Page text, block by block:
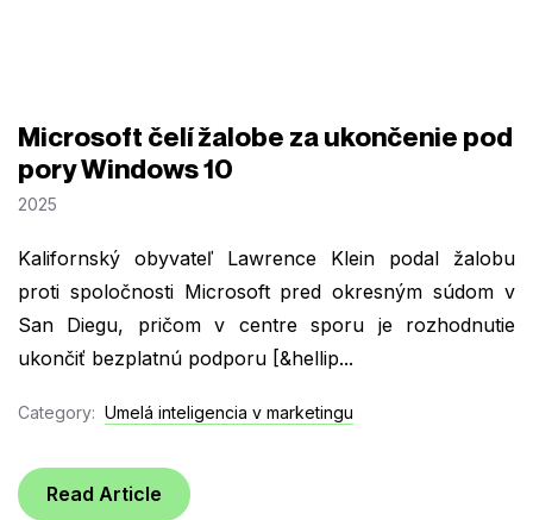
Microsoft čelí žalobe za ukončenie pod
pory Windows 10
2025
Kalifornský obyvateľ Lawrence Klein podal žalobu
proti spoločnosti Microsoft pred okresným súdom v
San Diegu, pričom v centre sporu je rozhodnutie
ukončiť bezplatnú podporu [&hellip...
Category: Umelá inteligencia v marketingu
Read Article